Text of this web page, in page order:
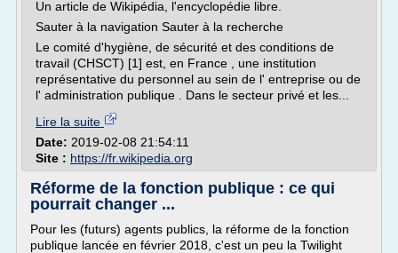
Un article de Wikipédia, l'encyclopédie libre.
Sauter à la navigation Sauter à la recherche
Le comité d'hygiène, de sécurité et des conditions de
travail (CHSCT) [1] est, en France , une institution
représentative du personnel au sein de l' entreprise ou de
l' administration publique . Dans le secteur privé et les...
Lire la suite
Date: 2019-02-08 21:54:11
Site : https://fr.wikipedia.org
Réforme de la fonction publique : ce qui
pourrait changer ...
Pour les (futurs) agents publics, la réforme de la fonction
publique lancée en février 2018, c'est un peu la Twilight